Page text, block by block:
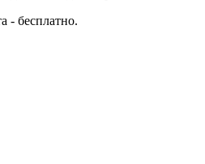
- бесплатно.